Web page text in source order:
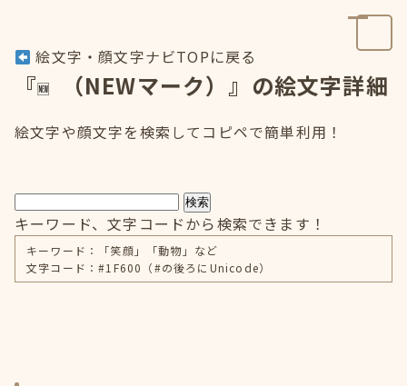
絵文字・顔文字ナビTOPに戻る
『 （NEWマーク）』の絵文字詳細
絵文字や顔文字を検索してコピペで簡単利用！
検索
キーワード、文字コードから検索できます！
キーワード：「笑顔」「動物」など
文字コード：#1F600（#の後ろにUnicode）